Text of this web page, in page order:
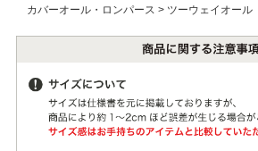
カバーオール・ロンパース > ツーウェイオール